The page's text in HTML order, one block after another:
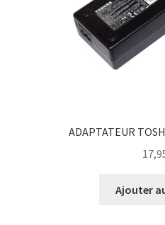
ADAPTATEUR
Ajouter